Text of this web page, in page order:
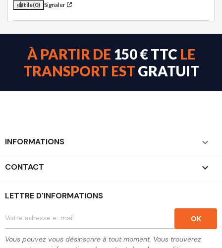
Utile(0) Signaler
À PARTIR DE 150 € TTC LE
TRANSPORT EST GRATUIT
INFORMATIONS 
CONTACT keyboard_arrow_down
LETTRE D'INFORMATIONS
Vous pouvez vous désinscrire à tout moment. Vous trouverez